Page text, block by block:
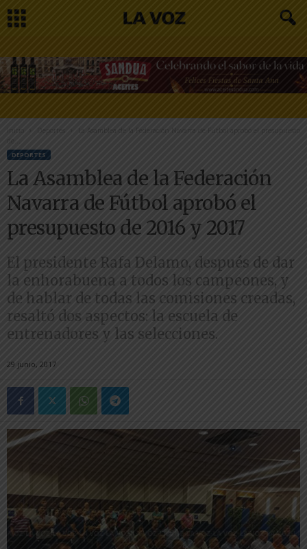
Inicio
La Asamblea de la Federación Navarra de Fútbol aprobó el presupuesto
DEPORTES
La Asamblea de la Federación
Navarra de Fútbol aprobó el
presupuesto de 2016 y 2017
El presidente Rafa Delamo, después de dar
la enhorabuena a todos los campeones, y
de hablar de todas las comisiones creadas,
resaltó dos aspectos: la escuela de
entrenadores y las selecciones.
29 junio, 2017